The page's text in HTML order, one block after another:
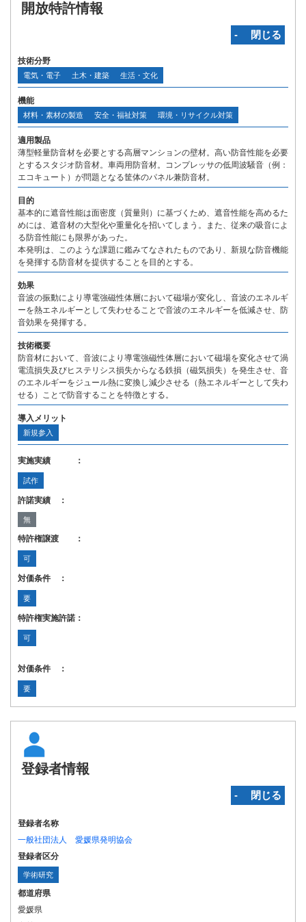
開放特許情報
‐ 閉じる
技術分野
電気・電子 土木・建築 生活・文化
機能
材料・素材の製造 安全・福祉対策 環境・リサイクル対策
適用製品
薄型軽量防音材を必要とする高層マンションの壁材。高い防音性能を必要
とするスタジオ防音材。車両用防音材。コンプレッサの低周波騒音（例：
エコキュート）が問題となる筐体のパネル兼防音材。
目的
基本的に遮音性能は面密度（質量則）に基づくため、遮音性能を高めるた
めには、遮音材の大型化や重量化を招いてしまう。また、従来の吸音によ
る防音性能にも限界があった。
本発明は、このような課題に鑑みてなされたものであり、新規な防音機能
を発揮する防音材を提供することを目的とする。
効果
音波の振動により導電強磁性体層において磁場が変化し、音波のエネルギ
ーを熱エネルギーとして失わせることで音波のエネルギーを低減させ、防
音効果を発揮する。
技術概要
防音材において、音波により導電強磁性体層において磁場を変化させて渦
電流損失及びヒステリシス損失からなる鉄損（磁気損失）を発生させ、音
のエネルギーをジュール熱に変換し減少させる（熱エネルギーとして失わ
せる）ことで防音することを特徴とする。
導入メリット
新規参入
実施実績 ：
試作
許諾実績 ：
無
特許権譲渡 ：
可
対価条件 ：
要
特許権実施許諾：
可
対価条件 ：
要
登録者情報
‐ 閉じる
登録者名称
一般社団法人 愛媛県発明協会
登録者区分
学術研究
都道府県
愛媛県